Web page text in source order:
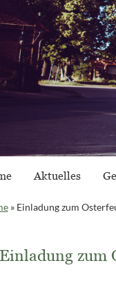
Aktuelles
» Einladung zum
Einladung zum